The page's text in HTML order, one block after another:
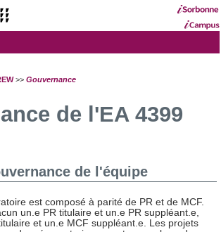
>> Gouvernance
de l'EA 4399
de l'équipe
est composé à parité de PR et de MCF.
un.e PR titulaire et un.e PR suppléant.e,
et un.e MCF suppléant.e. Les projets